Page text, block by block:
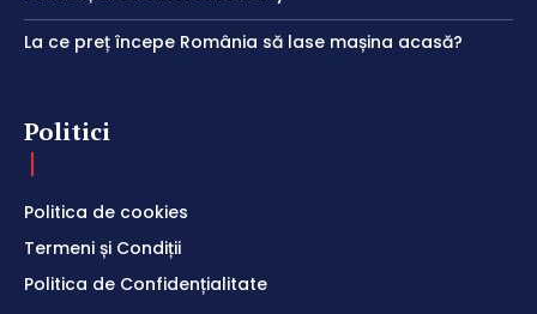
La ce preț începe România să lase mașina acasă?
Politici
Politica de cookies
Termeni și Condiții
Politica de Confidențialitate